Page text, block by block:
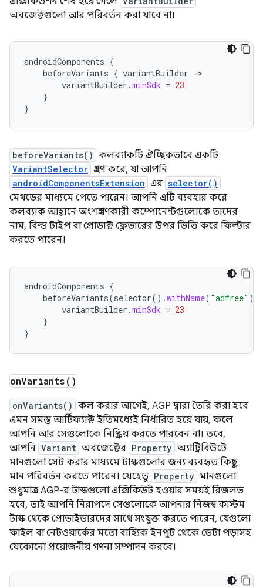
অবজেক্টগুলো আর পরিবর্তন করা যাবে না।
androidComponents {
beforeVariants { variantBuilder -
variantBuilder .minSdk = 23
}
}
beforeVariants() কলব্যাকটি ঐচ্ছিকভাবে একটি
VariantSelector গ্রহণ করে, যা আপনি
androidComponentsExtension এর selector()
মেথডের মাধ্যমে পেতে পারেন। আপনি এটি ব্যবহার করে
কলব্যাক আহ্বানে অংশগ্রহণকারী কম্পোনেন্টগুলোকে তাদের
নাম, বিল্ড টাইপ বা প্রোডাক্ট ফ্লেভারের উপর ভিত্তি করে ফিল্টার
করতে পারেন।
androidComponents {
beforeVariants(selector().withName( "adfree" ))
variantBuilder .minSdk = 23
}
}
onVariants()
onVariants() কল করার আগেই, AGP দ্বারা তৈরি করা হবে
এমন সমস্ত আর্টিফ্যাক্ট ইতিমধ্যেই নির্ধারিত হয়ে যায়, ফলে
আপনি আর সেগুলোকে নিষ্ক্রিয় করতে পারবেন না। তবে,
আপনি Variant অবজেক্টের Property অ্যাট্রিবিউটে
মানগুলো সেট করার মাধ্যমে টাস্কগুলোর জন্য ব্যবহৃত কিছু
মান পরিবর্তন করতে পারেন। যেহেতু Property মানগুলো
শুধুমাত্র AGP-র টাস্কগুলো এক্সিকিউট হওয়ার সময়ই রিজলভ
হবে, তাই আপনি নিরাপদে সেগুলোকে আপনার নিজস্ব কাস্টম
টাস্ক থেকে প্রোভাইডারদের সাথে সংযুক্ত করতে পারেন, যেগুলো
ফাইল বা নেটওয়ার্কের মতো বাহ্যিক ইনপুট থেকে ডেটা পড়াসহ
যেকোনো প্রয়োজনীয় গণনা সম্পাদন করবে।